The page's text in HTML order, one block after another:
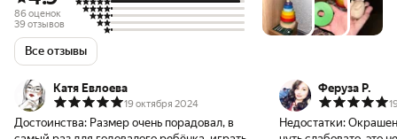
86 оценок
39 отзывов
Все отзывы
Катя Евлоева
19 октября 2024
Достоинства: Размер очень порадовал, в
Феруза Р.
Недостатки: